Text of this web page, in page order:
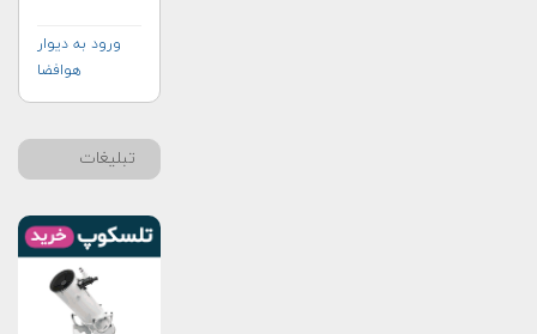
ورود به دیوار
هوافضا
تبلیغات